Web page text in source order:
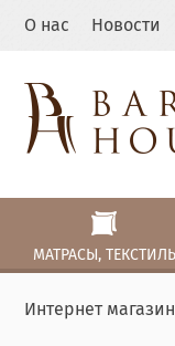
О нас Новости
МАТРАСЫ, ТЕКСТИЛЬ
Интернет